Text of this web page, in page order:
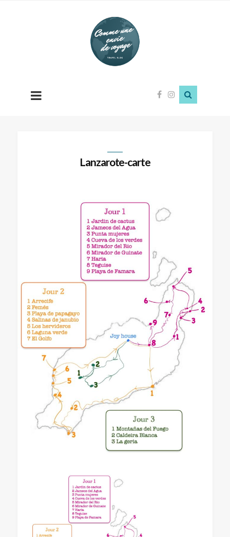
Comme
une
envie
de
Lanzarote-carte